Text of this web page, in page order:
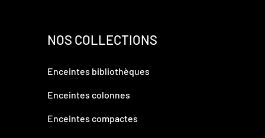
NOS COLLECTIONS
Enceintes bibliothèques
Enceintes colonnes
Enceintes compactes